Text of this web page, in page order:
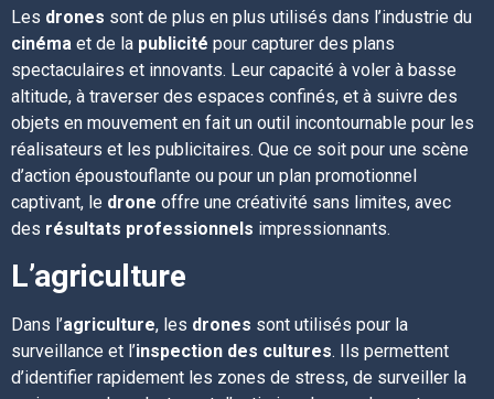
Les drones sont de plus en plus utilisés dans l’industrie du
cinéma et de la publicité pour capturer des plans
spectaculaires et innovants. Leur capacité à voler à basse
altitude, à traverser des espaces confinés, et à suivre des
objets en mouvement en fait un outil incontournable pour les
réalisateurs et les publicitaires. Que ce soit pour une scène
d’action époustouflante ou pour un plan promotionnel
captivant, le drone offre une créativité sans limites, avec
des résultats professionnels impressionnants.
L’agriculture
Dans l’agriculture, les drones sont utilisés pour la
surveillance et l’inspection des cultures. Ils permettent
d’identifier rapidement les zones de stress, de surveiller la